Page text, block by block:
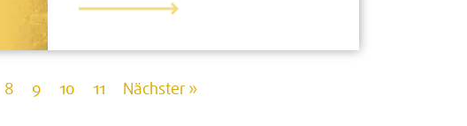
8 9 10 11 Nächster »